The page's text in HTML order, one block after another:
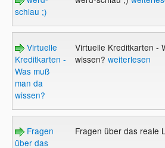
schlau ;)
Virtuelle
Kreditkarten -
Was muß
man da
wissen?
Virtuelle Kreditkarten -
wissen? weiterlesen
Fragen
über das
Fragen über das reale